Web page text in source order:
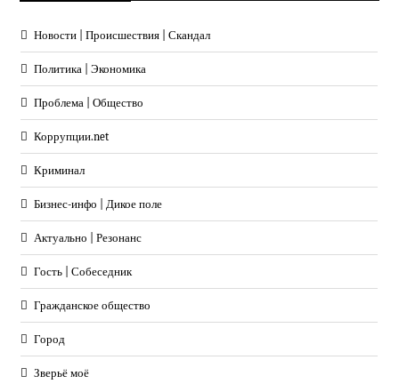
Новости | Происшествия | Скандал
Политика | Экономика
Проблема | Общество
Коррупции.net
Криминал
Бизнес-инфо | Дикое поле
Актуально | Резонанс
Гость | Собеседник
Гражданское общество
Город
Зверьё моё